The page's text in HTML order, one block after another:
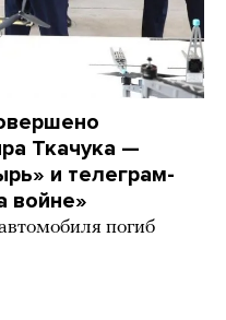
Ткачука —
и телеграм-
войне»
погиб